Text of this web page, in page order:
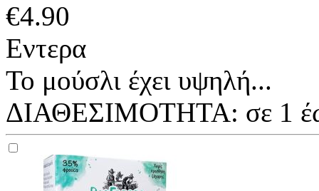
€4.90
Εντερα
Το μούσλι έχει υψηλή...
ΔΙΑΘΕΣΙΜΟΤΗΤΑ: σε 1